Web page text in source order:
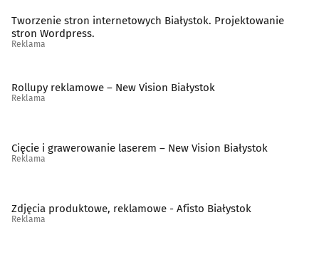
Tworzenie stron internetowych Białystok. Projektowanie
stron Wordpress.
Reklama
Rollupy reklamowe – New Vision Białystok
Reklama
Cięcie i grawerowanie laserem – New Vision Białystok
Reklama
Zdjęcia produktowe, reklamowe - Afisto Białystok
Reklama